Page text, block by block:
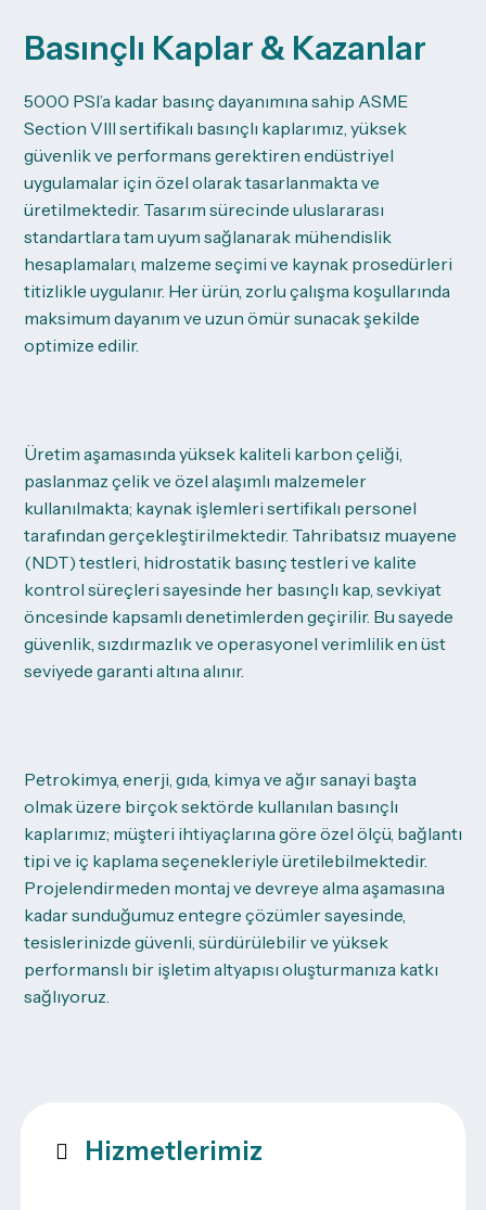
Hizmetlerimiz
Basınçlı Kaplar & Kazanlar
5000 PSI’a kadar basınç dayanımına sahip ASME
Section VIII sertifikalı basınçlı kaplarımız, yüksek
güvenlik ve performans gerektiren endüstriyel
uygulamalar için özel olarak tasarlanmakta ve
üretilmektedir. Tasarım sürecinde uluslararası
standartlara tam uyum sağlanarak mühendislik
hesaplamaları, malzeme seçimi ve kaynak prosedürleri
titizlikle uygulanır. Her ürün, zorlu çalışma koşullarında
maksimum dayanım ve uzun ömür sunacak şekilde
optimize edilir.
Üretim aşamasında yüksek kaliteli karbon çeliği,
paslanmaz çelik ve özel alaşımlı malzemeler
kullanılmakta; kaynak işlemleri sertifikalı personel
tarafından gerçekleştirilmektedir. Tahribatsız muayene
(NDT) testleri, hidrostatik basınç testleri ve kalite
kontrol süreçleri sayesinde her basınçlı kap, sevkiyat
öncesinde kapsamlı denetimlerden geçirilir. Bu sayede
güvenlik, sızdırmazlık ve operasyonel verimlilik en üst
seviyede garanti altına alınır.
Petrokimya, enerji, gıda, kimya ve ağır sanayi başta
olmak üzere birçok sektörde kullanılan basınçlı
kaplarımız; müşteri ihtiyaçlarına göre özel ölçü, bağlantı
tipi ve iç kaplama seçenekleriyle üretilebilmektedir.
Projelendirmeden montaj ve devreye alma aşamasına
kadar sunduğumuz entegre çözümler sayesinde,
tesislerinizde güvenli, sürdürülebilir ve yüksek
performanslı bir işletim altyapısı oluşturmanıza katkı
sağlıyoruz.